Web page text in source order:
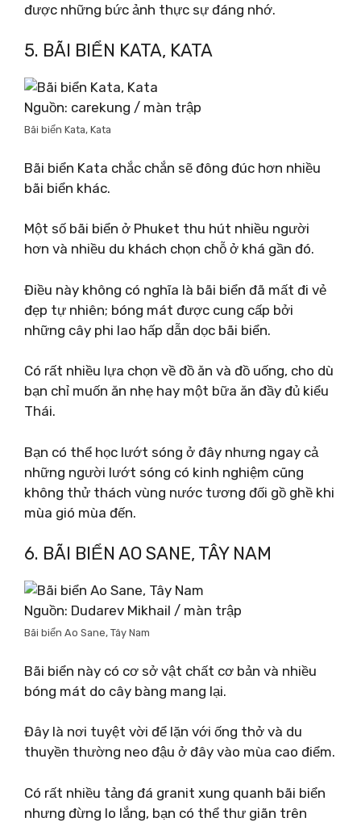
được những bức ảnh thực sự đáng nhớ.
5. BÃI BIỂN KATA, KATA
Nguồn: carekung / màn trập
Bãi biển Kata, Kata
Bãi biển Kata chắc chắn sẽ đông đúc hơn nhiều
bãi biển khác.
Một số bãi biển ở Phuket thu hút nhiều người
hơn và nhiều du khách chọn chỗ ở khá gần đó.
Điều này không có nghĩa là bãi biển đã mất đi vẻ
đẹp tự nhiên; bóng mát được cung cấp bởi
những cây phi lao hấp dẫn dọc bãi biển.
Có rất nhiều lựa chọn về đồ ăn và đồ uống, cho dù
bạn chỉ muốn ăn nhẹ hay một bữa ăn đầy đủ kiểu
Thái.
Bạn có thể học lướt sóng ở đây nhưng ngay cả
những người lướt sóng có kinh nghiệm cũng
không thử thách vùng nước tương đối gồ ghề khi
mùa gió mùa đến.
6. BÃI BIỂN AO SANE, TÂY NAM
Nguồn: Dudarev Mikhail / màn trập
Bãi biển Ao Sane, Tây Nam
Bãi biển này có cơ sở vật chất cơ bản và nhiều
bóng mát do cây bàng mang lại.
Đây là nơi tuyệt vời để lặn với ống thở và du
thuyền thường neo đậu ở đây vào mùa cao điểm.
Có rất nhiều tảng đá granit xung quanh bãi biển
nhưng đừng lo lắng, bạn có thể thư giãn trên